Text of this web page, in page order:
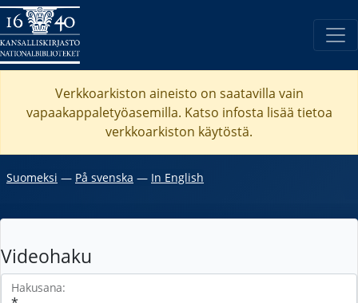
Verkkoarkiston aineisto on saatavilla vain
vapaakappaletyöasemilla. Katso infosta lisää tietoa
verkkoarkiston käytöstä.
Suomeksi ― På svenska ― In English
Videohaku
Hakusana: